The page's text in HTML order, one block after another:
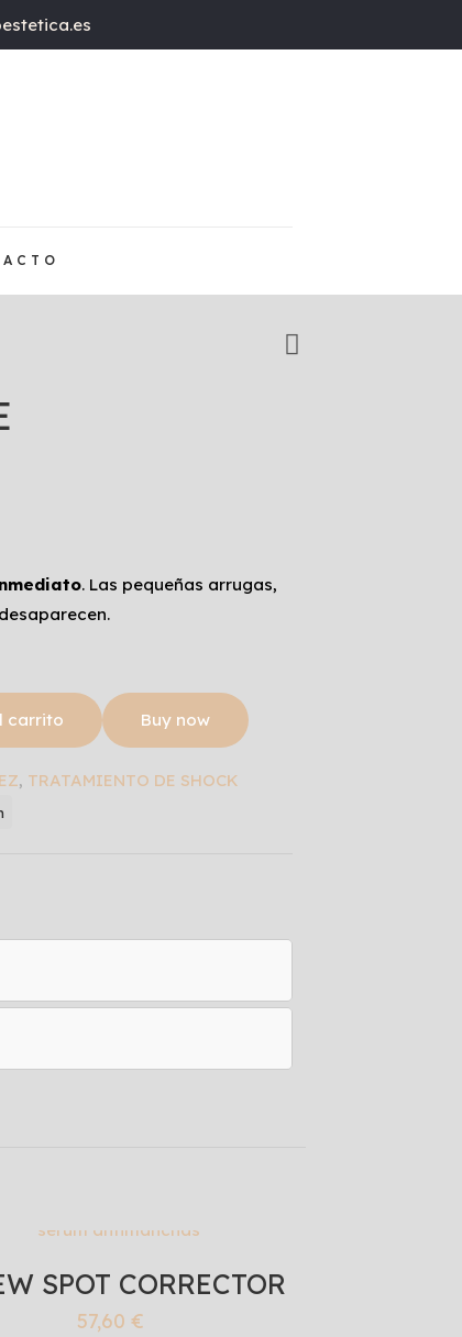
. Las pequeñas arrugas,
carrito Buy now
, TRATAMIENTO DE SHOCK
SPOT CORRECTOR
57,60 €